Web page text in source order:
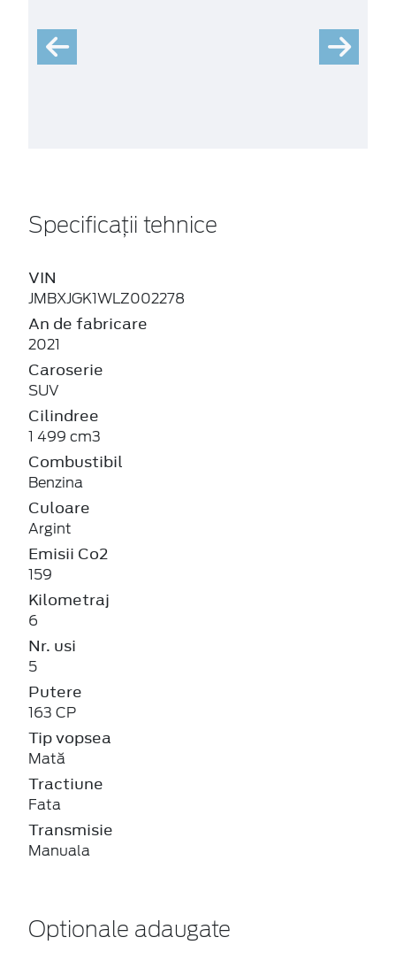
Specificații tehnice
VIN
JMBXJGK1WLZ002278
An de fabricare
2021
Caroserie
SUV
Cilindree
1 499 cm3
Combustibil
Benzina
Culoare
Argint
Emisii Co2
159
Kilometraj
6
Nr. usi
5
Putere
163 CP
Tip vopsea
Mată
Tractiune
Fata
Transmisie
Manuala
Optionale adaugate